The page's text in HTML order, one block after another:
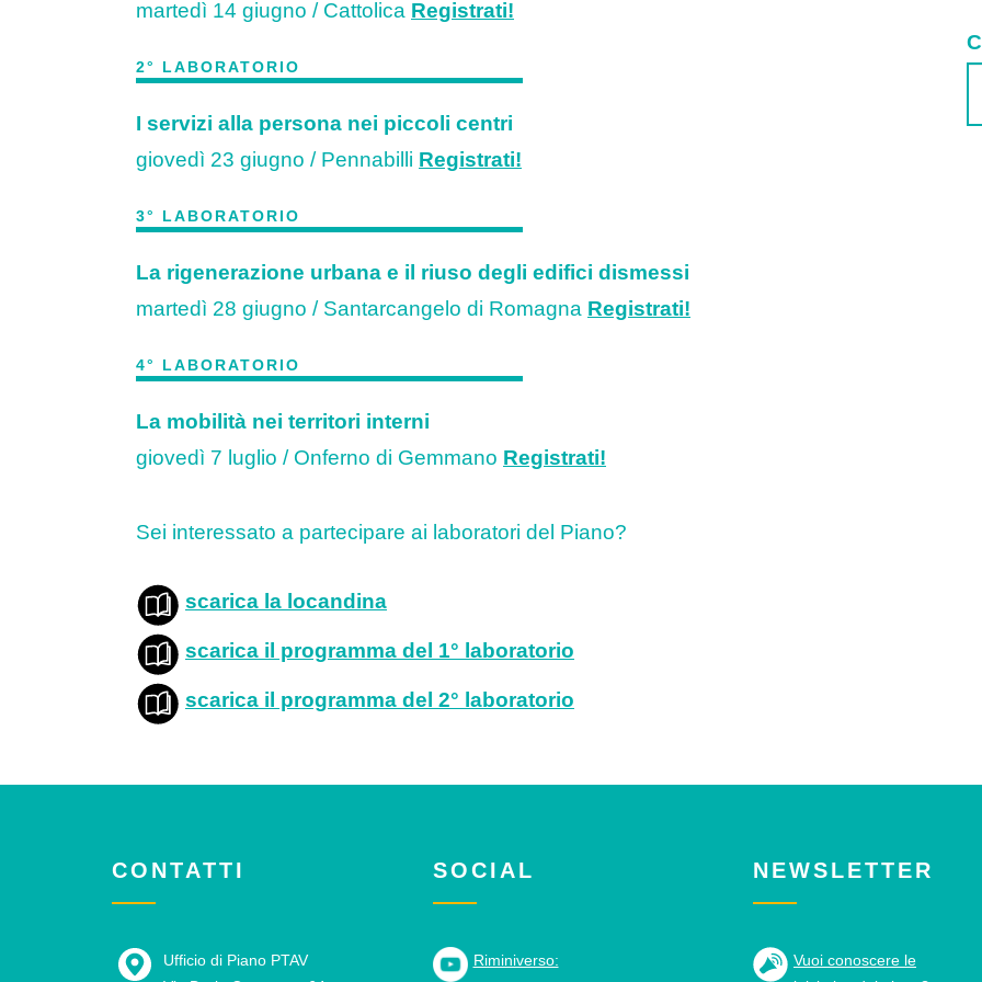
martedì 14 giugno / Cattolica Registrati!
2° LABORATORIO
I servizi alla persona nei piccoli centri
giovedì 23 giugno / Pennabilli Registrati!
3° LABORATORIO
La rigenerazione urbana e il riuso degli edifici dismessi
martedì 28 giugno / Santarcangelo di Romagna Registrati!
4° LABORATORIO
La mobilità nei territori interni
giovedì 7 luglio / Onferno di Gemmano Registrati!
Sei interessato a partecipare ai laboratori del Piano?
scarica la locandina
scarica il programma del 1° laboratorio
scarica il programma del 2° laboratorio
CONTATTI
Ufficio di Piano PTAV
SOCIAL
Riminiverso:
NEWSLETTER
Vuoi conoscere le